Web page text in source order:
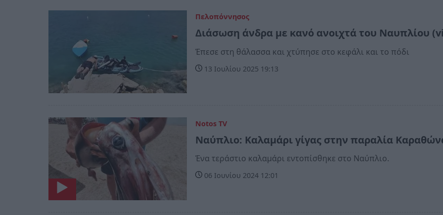
Πελοπόννησος
Διάσωση άνδρα με κανό ανοιχτά του Ναυπλίου
Έπεσε στη θάλασσα και χτύπησε στο κεφάλι και το πόδι
13 Ιουλίου 2025 19:13
Notos TV
Ναύπλιο: Kαλαμάρι γίγας στην παραλία
Ένα τεράστιο καλαμάρι εντοπίσθηκε στο Ναύπλιο.
06 Ιουνίου 2024 12:01